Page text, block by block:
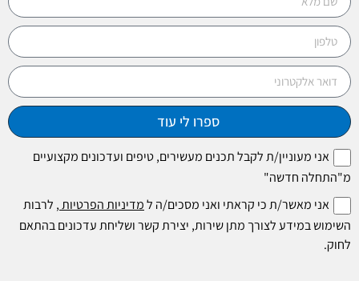
אני מעוניין/ת לקבל תכנים מעשירים, טיפים ועדכונים מקצועיים
מ"התחלה חדשה"
אני מאשר/ת כי קראתי ואני מסכים/ה למדיניות הפרטיות, לרבות
השימוש במידע לצורך מתן שירות, יצירת קשר ושליחת עדכונים בהתאם
לחוק.
ספרו לי עוד